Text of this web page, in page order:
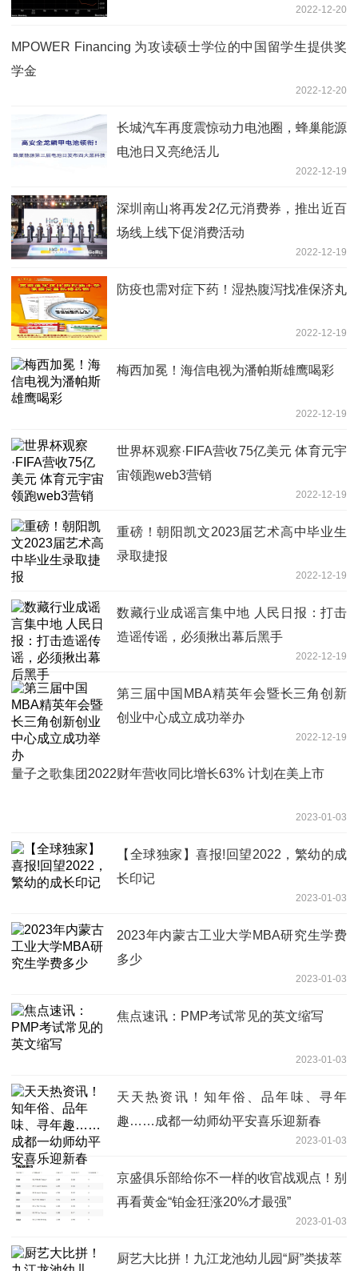
2022-12-20
MPOWER Financing 为攻读硕士学位的中国留学生提供奖
学金
2022-12-20
长城汽车再度震惊动力电池圈，蜂巢能源
电池日又亮绝活儿
2022-12-19
深圳南山将再发2亿元消费券，推出近百
场线上线下促消费活动
2022-12-19
防疫也需对症下药！湿热腹泻找准保济丸
2022-12-19
梅西加冕！海信电视为潘帕斯雄鹰喝彩
2022-12-19
世界杯观察·FIFA营收75亿美元 体育元宇
宙领跑web3营销
2022-12-19
重磅！朝阳凯文2023届艺术高中毕业生
录取捷报
2022-12-19
数藏行业成谣言集中地 人民日报：打击
造谣传谣，必须揪出幕后黑手
2022-12-19
第三届中国MBA精英年会暨长三角创新
创业中心成立成功举办
2022-12-19
量子之歌集团2022财年营收同比增长63% 计划在美上市
2023-01-03
【全球独家】喜报!回望2022，繁幼的成
长印记
2023-01-03
2023年内蒙古工业大学MBA研究生学费
多少
2023-01-03
焦点速讯：PMP考试常见的英文缩写
2023-01-03
天天热资讯！知年俗、品年味、寻年
趣……成都一幼师幼平安喜乐迎新春
2023-01-03
京盛俱乐部给你不一样的收官战观点！别
再看黄金“铂金狂涨20%才最强”
2023-01-03
厨艺大比拼！九江龙池幼儿园“厨”类拔萃